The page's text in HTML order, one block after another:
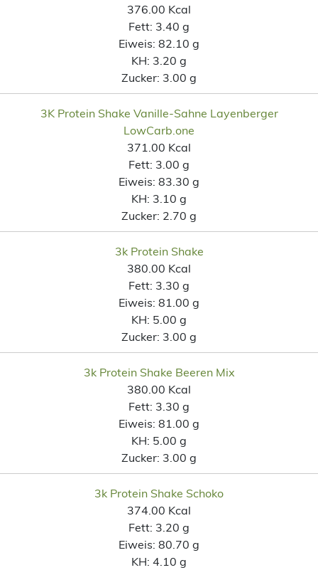
376.00 Kcal
Fett: 3.40 g
Eiweis: 82.10 g
KH: 3.20 g
Zucker: 3.00 g
3K Protein Shake Vanille-Sahne Layenberger
LowCarb.one
371.00 Kcal
Fett: 3.00 g
Eiweis: 83.30 g
KH: 3.10 g
Zucker: 2.70 g
3k Protein Shake
380.00 Kcal
Fett: 3.30 g
Eiweis: 81.00 g
KH: 5.00 g
Zucker: 3.00 g
3k Protein Shake Beeren Mix
380.00 Kcal
Fett: 3.30 g
Eiweis: 81.00 g
KH: 5.00 g
Zucker: 3.00 g
3k Protein Shake Schoko
374.00 Kcal
Fett: 3.20 g
Eiweis: 80.70 g
KH: 4.10 g